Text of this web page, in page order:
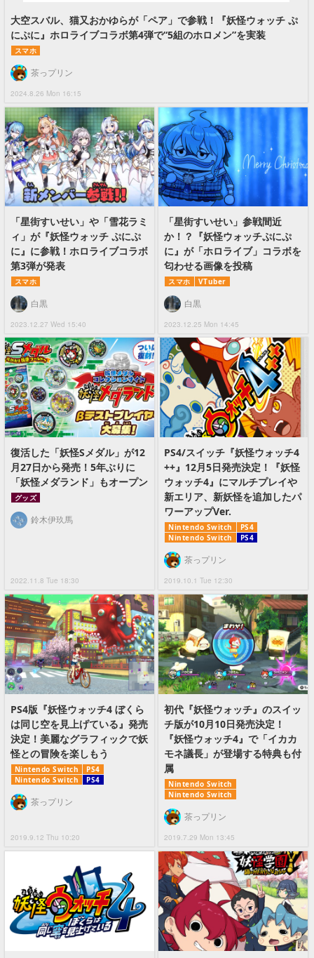
大空スバル、猫又おかゆらが「ペア」で参戦！『妖怪ウォッチ ぷ
にぷに』ホロライブコラボ第4弾で“5組のホロメン”を実装
スマホ
2024.8.26 Mon 16:15
茶っプリン
「星街すいせい」や「雪花ラミ
ィ」が『妖怪ウォッチ ぷにぷ
に』に参戦！ホロライブコラボ
第3弾が発表
スマホ
2023.12.27 Wed 15:40
白黒
「星街すいせい」参戦間近
か！？『妖怪ウォッチぷにぷ
に』が「ホロライブ」コラボを
匂わせる画像を投稿
スマホ VTuber
2023.12.25 Mon 14:45
白黒
復活した「妖怪Sメダル」が12
月27日から発売！5年ぶりに
「妖怪メダランド」もオープン
グッズ
2022.11.8 Tue 18:30
鈴木伊玖馬
PS4/スイッチ『妖怪ウォッチ4
++』12月5日発売決定！『妖怪
ウォッチ4』にマルチプレイや
新エリア、新妖怪を追加したパ
ワーアップVer.
Nintendo Switch
PS4
Nintendo Switch
PS4
2019.10.1 Tue 12:30
茶っプリン
PS4版『妖怪ウォッチ4 ぼくら
は同じ空を見上げている』発売
決定！美麗なグラフィックで妖
怪との冒険を楽しもう
Nintendo Switch
PS4
Nintendo Switch
PS4
2019.9.12 Thu 10:20
茶っプリン
初代『妖怪ウォッチ』のスイッ
チ版が10月10日発売決定！
『妖怪ウォッチ4』で「イカカ
モネ議長」が登場する特典も付
属
Nintendo Switch
Nintendo Switch
2019.7.29 Mon 13:45
茶っプリン